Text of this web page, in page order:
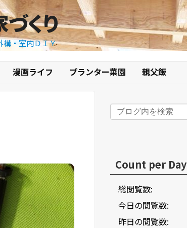
くり
構・室内ＤＩＹ
漫画ライフ プランター菜園 親父飯
Count per Day
総閲覧数:
今日の閲覧数:
昨日の閲覧数: